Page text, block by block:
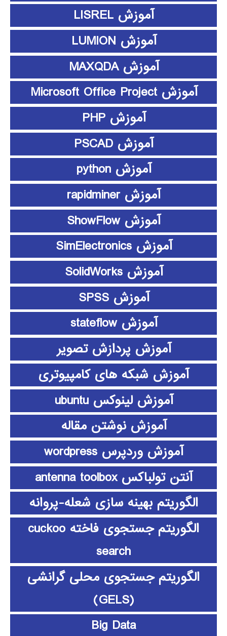
آموزش LISREL
آموزش LUMION
آموزش MAXQDA
آموزش Microsoft Office Project
آموزش PHP
آموزش PSCAD
آموزش python
آموزش rapidminer
آموزش ShowFlow
آموزش SimElectronics
آموزش SolidWorks
آموزش SPSS
آموزش stateflow
آموزش پردازش تصویر
آموزش شبکه های کامپیوتری
آموزش لینوکس ubuntu
آموزش نوشتن مقاله
آموزش وردپرس wordpress
آنتن تولباکس antenna toolbox
الگوریتم بهینه سازی شعله-پروانه
الگوریتم جستجوی فاخته cuckoo
search
الگوریتم جستجوی محلی گرانشی
(GELS)
Big Data